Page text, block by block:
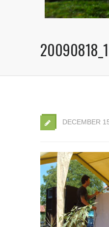
DECEMBER